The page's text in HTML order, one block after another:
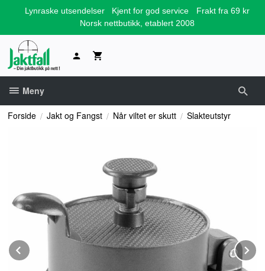
Lynraske utsendelser Kjent for god service
Frakt fra 69 kr
Norsk nettbutikk, etablert 2008
Meny
Forside Jakt og Fangst Når viltet er skutt Slakteutstyr
Prev